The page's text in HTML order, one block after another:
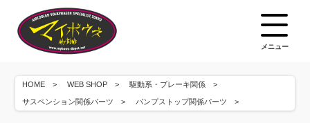
メニュー
HOME WEB SHOP 駆動系・ブレーキ関係
サスペンション関係パーツ バンプストップ関係パーツ